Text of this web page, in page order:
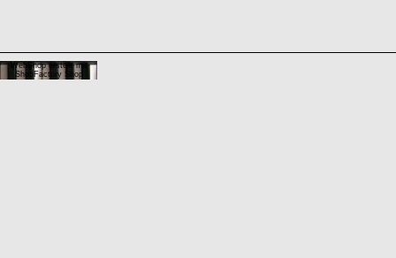
WebShop erstellt mit
ShopFactory Shop